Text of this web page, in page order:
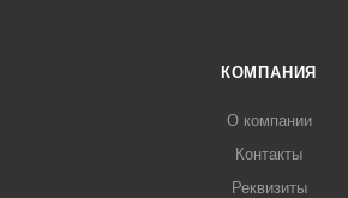
КОМПАНИЯ
О компании
Контакты
Реквизиты